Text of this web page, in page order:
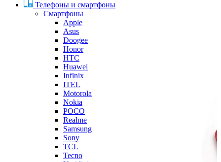
Телефоны и смартфоны
Смартфоны
Apple
Asus
Doogee
Honor
HTC
Huawei
Infinix
ITEL
Motorola
Nokia
POCO
Realme
Samsung
Sony
TCL
Tecno